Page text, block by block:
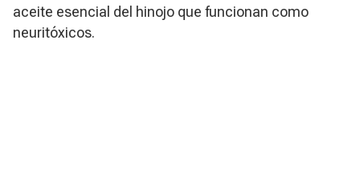
aceite esencial del hinojo que funcionan como
neuritóxicos.